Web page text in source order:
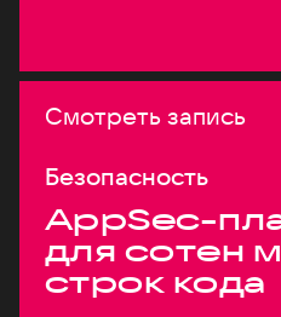
Смотреть запись
Безопасность
AppSec-
для сотен
строк кода